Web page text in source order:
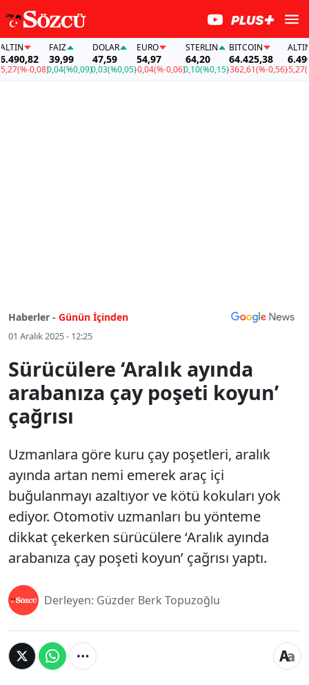
(%-0,08)
FAİZ
39,99
0,04(%0,09)
DOLAR
47,59
0,03(%0,05)
EURO
54,97
-0,04(%-0,06)
STERLIN
64,20
0,10(%0,15)
BITCOIN
64.425,38
-362,61(%-0,56)
ALTIN
-5,27(%-
Haberler - Günün İçinden
01 Aralık 2025 - 12:25
Sürücülere ‘Aralık ayında
arabanıza çay poşeti koyun’
çağrısı
Uzmanlara göre kuru çay poşetleri, aralık
ayında artan nemi emerek araç içi
buğulanmayı azaltıyor ve kötü kokuları yok
ediyor. Otomotiv uzmanları bu yönteme
dikkat çekerken sürücülere ‘Aralık ayında
arabanıza çay poşeti koyun’ çağrısı yaptı.
Derleyen: Güzder Berk Topuzoğlu